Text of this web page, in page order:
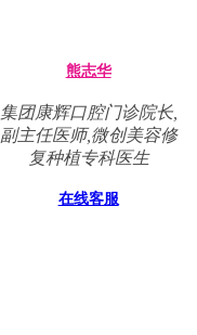
熊志华
集团康辉口腔门诊院长,
副主任医师,微创美容修
复种植专科医生
在线客服